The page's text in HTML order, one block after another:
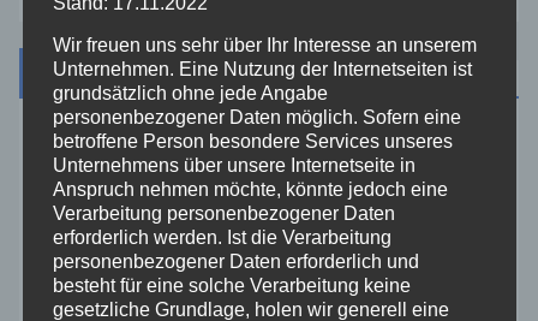
Kategorien
Aktuelles
Allgemein
Altenkirchen
Wir freuen uns sehr über Ihr Interesse an unserem
Unternehmen. Eine Nutzung der Internetseiten ist
grundsätzlich ohne jede Angabe
personenbezogener Daten möglich. Sofern eine
betroffene Person besondere Services unseres
Unternehmens über unsere Internetseite in
Anspruch nehmen möchte, könnte jedoch eine
Verarbeitung personenbezogener Daten
erforderlich werden. Ist die Verarbeitung
personenbezogener Daten erforderlich und
besteht für eine solche Verarbeitung keine
gesetzliche Grundlage, holen wir generell eine